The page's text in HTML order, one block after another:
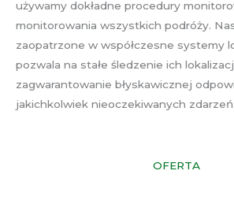
używamy dokładne procedury
monitorowania wszystkich podróży.
zaopatrzone w współczesne systemy
pozwala na stałe śledzenie ich
zagwarantowanie błyskawicznej
jakichkolwiek nieoczekiwanych zdarzeń.
OFERTA